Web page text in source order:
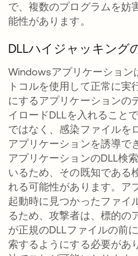
で、複数のプログラムを妨
能性があります。
DLLハイジャッキング
Windowsアプリケーション
トコルを使用して正常に実
にするアプリケーションの
イロードDLLを入れること
ではなく、感染ファイルを
アプリケーションを誘導で
アプリケーションのDLL検
いるため、その既知である
れる可能性があります。ア
起動時に見つかったファイ
るため、攻撃者は、標的の
が正規のDLLファイルの前
索するようにする必要があ